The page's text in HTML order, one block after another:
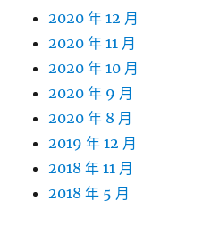
2020 年 12 月
2020 年 11 月
2020 年 10 月
2020 年 9 月
2020 年 8 月
2019 年 12 月
2018 年 11 月
2018 年 5 月